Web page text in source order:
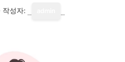
작성자: